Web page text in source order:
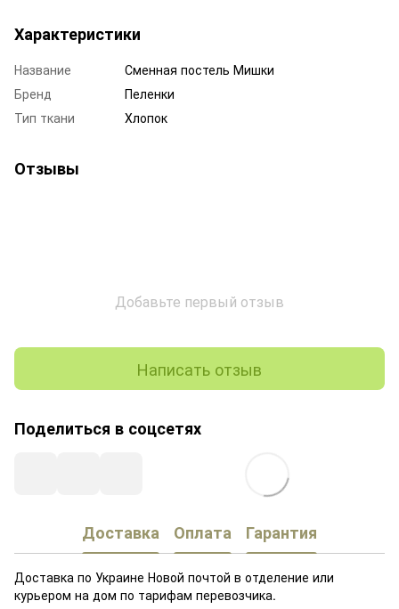
Характеристики
Название
Сменная постель Мишки
Бренд
Пеленки
Тип ткани
Хлопок
Отзывы
Добавьте первый отзыв
Написать отзыв
Поделиться в соцсетях
Доставка Оплата Гарантия
Доставка по Украине Новой почтой в отделение или
курьером на дом по тарифам перевозчика.